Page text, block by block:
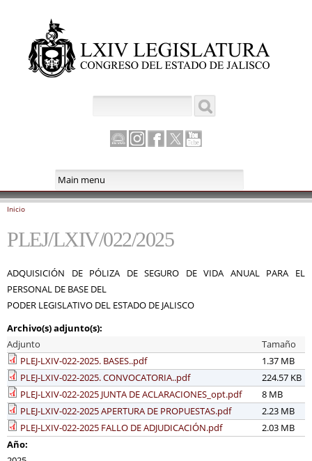
principal
Canal
Instagram
Facebook
Twitter
Inicio
PLEJ/LXIV/022/2025
ADQUISICIÓN DE PÓLIZA DE SEGURO DE VIDA ANUAL PARA EL
PERSONAL DE BASE DEL
PODER LEGISLATIVO DEL ESTADO DE JALISCO
Archivo(s) adjunto(s):
Adjunto
Tamaño
PLEJ-LXIV-022-2025. BASES..pdf
1.37 MB
PLEJ-LXIV-022-2025. CONVOCATORIA..pdf
224.57 KB
PLEJ-LXIV-022-2025 JUNTA DE ACLARACIONES_opt.pdf
8 MB
PLEJ-LXIV-022-2025 APERTURA DE PROPUESTAS.pdf
2.23 MB
PLEJ-LXIV-022-2025 FALLO DE ADJUDICACIÓN.pdf
2.03 MB
Año: